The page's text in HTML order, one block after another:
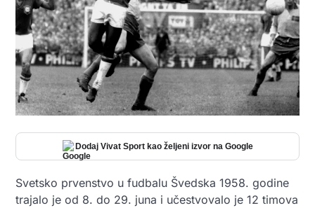
Dodaj Vivat Sport kao željeni izvor na Google
Svetsko prvenstvo u fudbalu Švedska 1958. godine
trajalo je od 8. do 29. juna i učestvovalo je 12 timova